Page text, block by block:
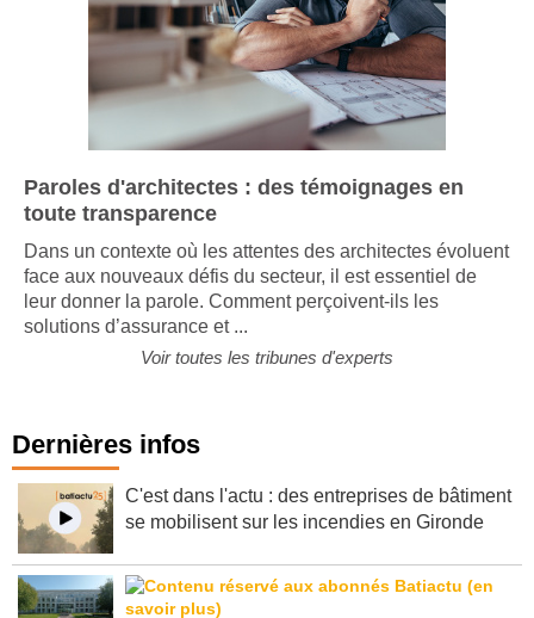
Paroles d'architectes : des témoignages en
toute transparence
Dans un contexte où les attentes des architectes évoluent
face aux nouveaux défis du secteur, il est essentiel de
leur donner la parole. Comment perçoivent-ils les
Dernières infos
C'est dans l'actu : des entreprises de bâtiment